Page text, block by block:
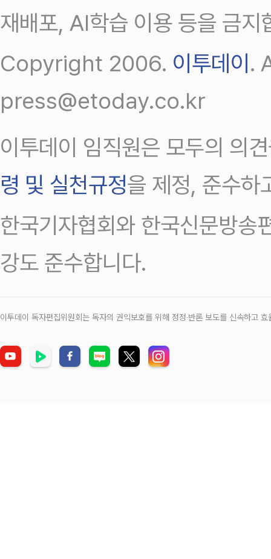
재배포, AI학습 이용 등을 금지
Copyright 2006. 이투데이 .
press@etoday.co.kr
이투데이 임직원은 모두의 의
령 및 실천규정을 제정, 준수하
한국기자협회와 한국신문방송
강도 준수합니다.
이투데이 독자편집위원회는 독자의 권익보호를 위해 정정‧반론 보도를 신속하고